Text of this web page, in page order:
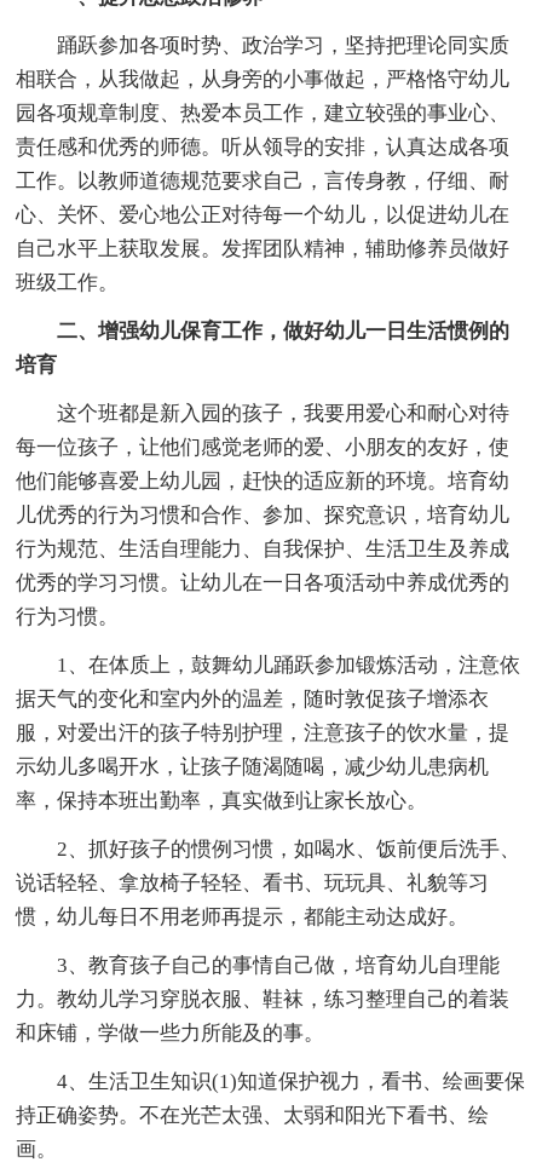
踊跃参加各项时势、政治学习，坚持把理论同实质
相联合，从我做起，从身旁的小事做起，严格恪守幼儿
园各项规章制度、热爱本员工作，建立较强的事业心、
责任感和优秀的师德。听从领导的安排，认真达成各项
工作。以教师道德规范要求自己，言传身教，仔细、耐
心、关怀、爱心地公正对待每一个幼儿，以促进幼儿在
自己水平上获取发展。发挥团队精神，辅助修养员做好
班级工作。
二、增强幼儿保育工作，做好幼儿一日生活惯例的
培育
这个班都是新入园的孩子，我要用爱心和耐心对待
每一位孩子，让他们感觉老师的爱、小朋友的友好，使
他们能够喜爱上幼儿园，赶快的适应新的环境。培育幼
儿优秀的行为习惯和合作、参加、探究意识，培育幼儿
行为规范、生活自理能力、自我保护、生活卫生及养成
优秀的学习习惯。让幼儿在一日各项活动中养成优秀的
行为习惯。
1、在体质上，鼓舞幼儿踊跃参加锻炼活动，注意依
据天气的变化和室内外的温差，随时敦促孩子增添衣
服，对爱出汗的孩子特别护理，注意孩子的饮水量，提
示幼儿多喝开水，让孩子随渴随喝，减少幼儿患病机
率，保持本班出勤率，真实做到让家长放心。
2、抓好孩子的惯例习惯，如喝水、饭前便后洗手、
说话轻轻、拿放椅子轻轻、看书、玩玩具、礼貌等习
惯，幼儿每日不用老师再提示，都能主动达成好。
3、教育孩子自己的事情自己做，培育幼儿自理能
力。教幼儿学习穿脱衣服、鞋袜，练习整理自己的着装
和床铺，学做一些力所能及的事。
4、生活卫生知识(1)知道保护视力，看书、绘画要保
持正确姿势。不在光芒太强、太弱和阳光下看书、绘
画。